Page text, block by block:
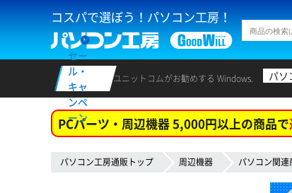
コスパで選ぼう！パソコン工房！
セー
ル・
キャ
ンペ
ーン
ユニットコムがお勧めする Windows. パ
PCパーツ・周辺機器 5,000円以上の商品で
パソコン工房通販トップ 周辺機器 パソコン関連